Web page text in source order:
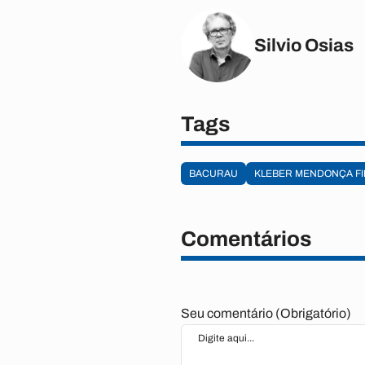
Silvio Osias
Tags
BACURAU KLEBER MENDONÇA
Comentários
Seu comentário (Obrigatório)